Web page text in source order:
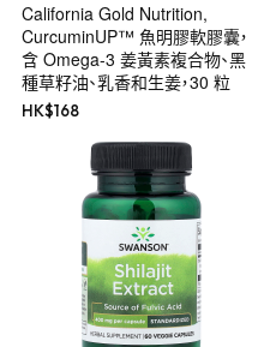
California Gold Nutrition,
CurcuminUP™ 魚明膠軟膠囊，
含 Omega-3 姜黃素複合物、黑
種草籽油、乳香和生姜，30 粒
HK$168